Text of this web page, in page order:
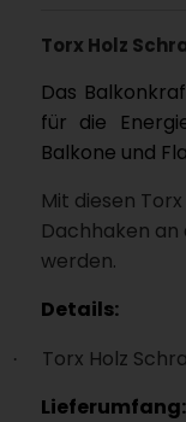
Torx Holz
Das
für die
Balkone und
Mit diesen
Dachhaken
werden.
Details:
·
Torx Holz
Lieferumfang: